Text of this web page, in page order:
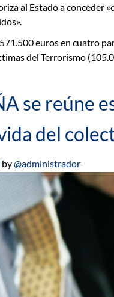
al Estado a conceder
euros en cuatro
del Terrorismo
se reúne
del
by@administrador